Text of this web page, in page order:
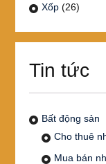
Xốp (26)
Tin tức
Bất động sản
Cho thuê
Mua bán